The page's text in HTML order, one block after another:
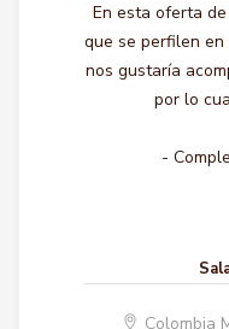
En esta oferta
que se perfilen en
nos gustaría
por lo
-
Colombia